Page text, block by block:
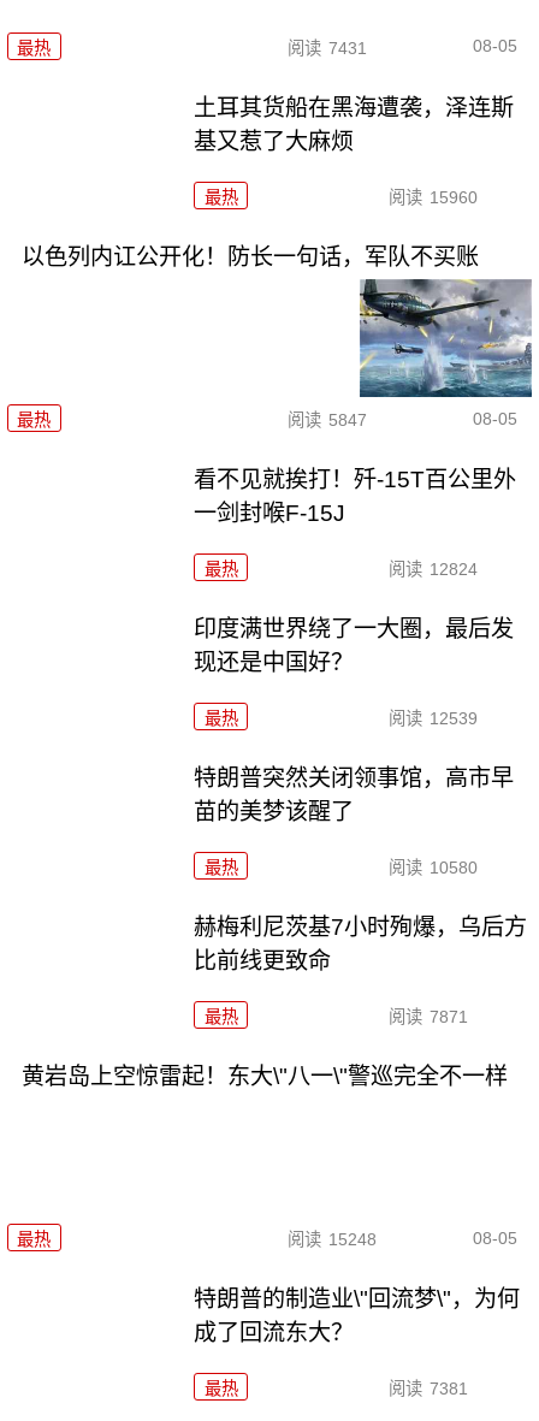
最热 阅读 7431 08-05
土耳其货船在黑海遭袭，泽连斯
基又惹了大麻烦
最热 阅读 15960
以色列内讧公开化！防长一句话，军队不买账
最热 阅读 5847 08-05
看不见就挨打！歼-15T百公里外
一剑封喉F-15J
最热 阅读 12824
印度满世界绕了一大圈，最后发
现还是中国好？
最热 阅读 12539
特朗普突然关闭领事馆，高市早
苗的美梦该醒了
最热 阅读 10580
赫梅利尼茨基7小时殉爆，乌后方
比前线更致命
最热 阅读 7871
黄岩岛上空惊雷起！东大\"八一\"警巡完全不一样
最热 阅读 15248 08-05
特朗普的制造业\"回流梦\"，为何
成了回流东大？
最热 阅读 7381